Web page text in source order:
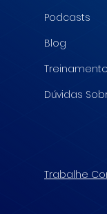
Podcasts
Blog
Dúvidas
Trabalhe